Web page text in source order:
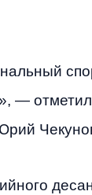
— отметил